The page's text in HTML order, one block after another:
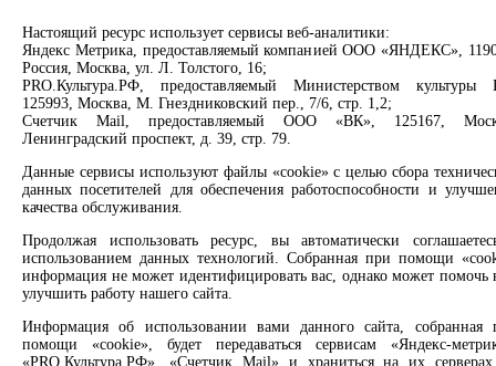
Продлить книгу
Спроси библиотекаря
Спроси краеведа
Оцените качество услуг
Направить обращение директору
Соцсети
Вконтакте
Одноклассники
Max
Rutube
Заметили опечатку? Выделите текст с ошибкой и нажмите
клавиши Ctrl+Enter или ссылку ниже
Настоящий ресурс использует сервисы веб-аналитики:
Яндекс Метрика, предоставляемый компанией ООО «ЯНДЕКС»,
Россия, Москва, ул. Л. Толстого, 16;
PRO.Культура.РФ, предоставляемый Министерством культуры
125993, Москва, М. Гнездниковский пер., 7/6, стр. 1,2;
Счетчик Mail, предоставляемый ООО «ВК», 125167,
Ленинградский проспект, д. 39, стр. 79.
Данные сервисы используют файлы «cookie» с целью сбора
данных посетителей для обеспечения работоспособности и
качества обслуживания.
Продолжая использовать ресурс, вы автоматически
использованием данных технологий. Собранная при помощи
информация не может идентифицировать вас, однако может помочь
улучшить работу нашего сайта.
Информация об использовании вами данного сайта, собранная
помощи «cookie», будет передаваться сервисам «Яндекс-
«PRO.Культура.РФ», «Счетчик Mail» и храниться на их